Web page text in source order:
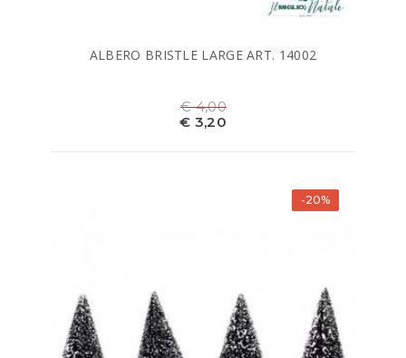
ALBERO BRISTLE LARGE ART. 14002
€ 4,00
€ 3,20
-20%